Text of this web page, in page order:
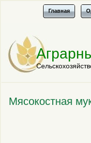
Главная
Мясокостная